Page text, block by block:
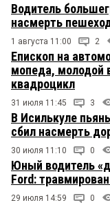
Водитель
насмерть
1 августа 11:00 2
Епископ на
мопеда, молодой
квадроцикл
31 июля 11:45 3
В Исилькуле
сбил насмерть
30 июля 11:10 0
Юный водитель
Ford:
29 июля 14:59 0